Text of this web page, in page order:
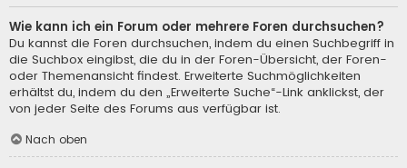
Wie kann ich ein Forum oder mehrere Foren durchsuchen?
Du kannst die Foren durchsuchen, indem du einen Suchbegriff in
die Suchbox eingibst, die du in der Foren-Übersicht, der Foren-
oder Themenansicht findest. Erweiterte Suchmöglichkeiten
erhältst du, indem du den „Erweiterte Suche“-Link anklickst, der
von jeder Seite des Forums aus verfügbar ist.
Nach oben